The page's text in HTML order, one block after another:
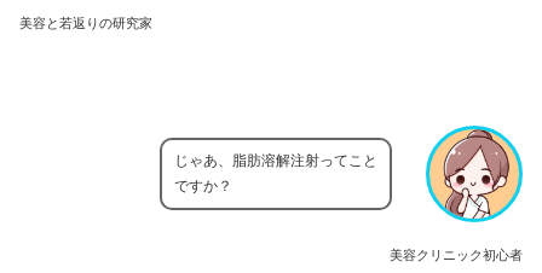
美容と若返りの研究家
美容クリニック初心者
じゃあ、脂肪溶解注射ってこと
ですか？